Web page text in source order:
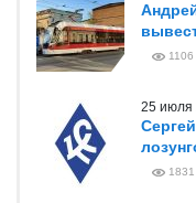
1106
25 июля
1831